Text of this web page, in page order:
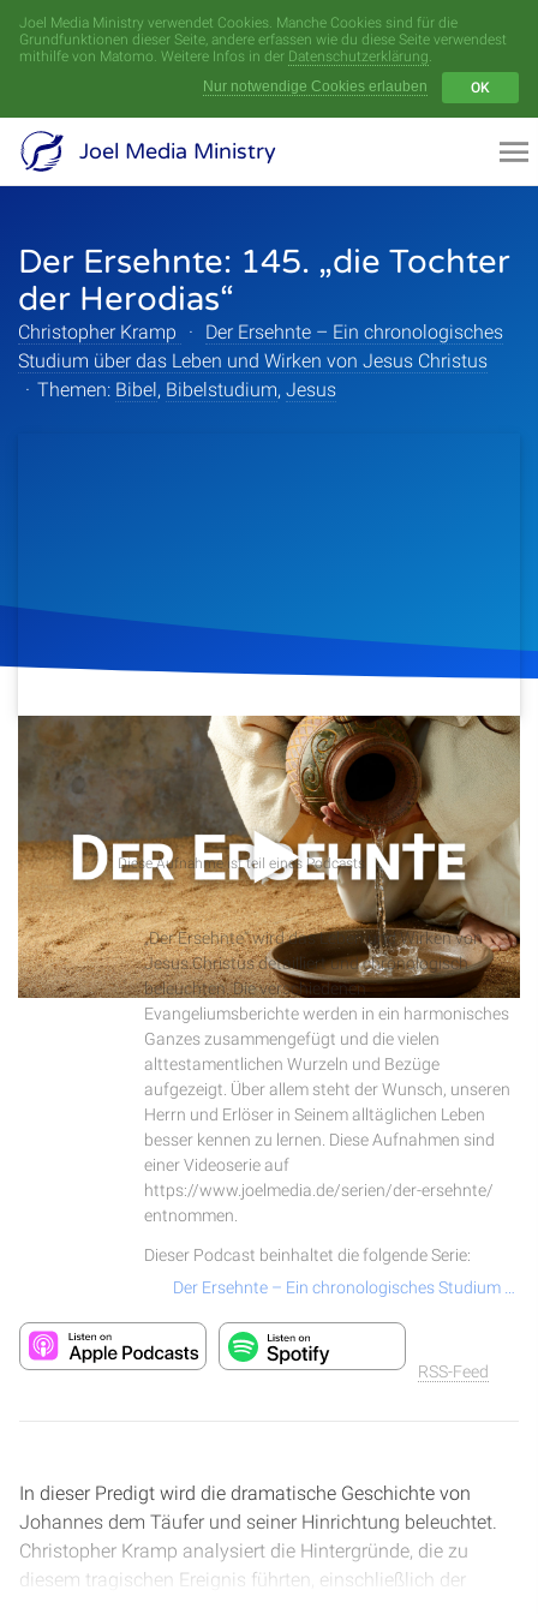
Joel Media Ministry verwendet Cookies. Manche Cookies sind für die
Grundfunktionen dieser Seite, andere erfassen wie du diese Seite verwendest
mithilfe von Matomo. Weitere Infos in der Datenschutzerklärung.
Nur notwendige Cookies erlauben
OK
Joel Media Ministry
Der Ersehnte: 145. „die Tochter
der Herodias“
Christopher Kramp ·
Der Ersehnte – Ein chronologisches
Studium über das Leben und Wirken von Jesus Christus
· Themen: Bibel, Bibelstudium, Jesus
5. März 2020 500Klicks Download
Podcast Diese Aufnahme ist teil eines Podcasts
Der Ersehnte
„Der Ersehnte“ wird das Leben und Wirken von
Jesus Christus detailliert und chronologisch
beleuchten. Die verschiedenen
Evangeliumsberichte werden in ein harmonisches
Ganzes zusammengefügt und die vielen
alttestamentlichen Wurzeln und Bezüge
aufgezeigt. Über allem steht der Wunsch, unseren
Herrn und Erlöser in Seinem alltäglichen Leben
besser kennen zu lernen. Diese Aufnahmen sind
einer Videoserie auf
https://www.joelmedia.de/serien/der-ersehnte/
entnommen.
Dieser Podcast beinhaltet die folgende Serie:
RSS-Feed
In dieser Predigt wird die dramatische Geschichte von
Johannes dem Täufer und seiner Hinrichtung beleuchtet.
Christopher Kramp analysiert die Hintergründe, die zu
diesem tragischen Ereignis führten, einschließlich der
Menü
Videoarchiv
Serien
Themen
Über Uns
Kontakt
Spenden